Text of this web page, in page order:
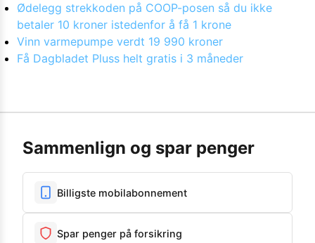
Ødelegg strekkoden på COOP-posen så du ikke
betaler 10 kroner istedenfor å få 1 krone
Vinn varmepumpe verdt 19 990 kroner
Få Dagbladet Pluss helt gratis i 3 måneder
Sammenlign og spar penger
Billigste mobilabonnement
Spar penger på forsikring